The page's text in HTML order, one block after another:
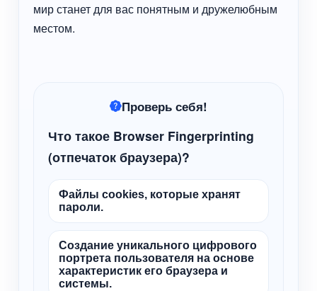
мир станет для вас понятным и дружелюбным
местом.
Проверь себя!
Что такое Browser Fingerprinting
(отпечаток браузера)?
Файлы cookies, которые хранят
пароли.
Создание уникального цифрового
портрета пользователя на основе
характеристик его браузера и
системы.